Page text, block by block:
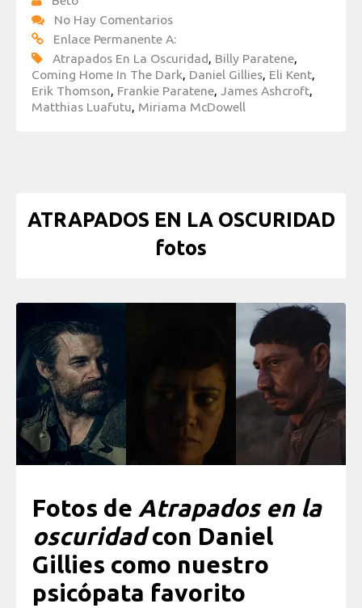
No Hay Comentarios
Enlace Permanente A:
Atrapados En La Oscuridad, Billy Paratene,
Coming Home In The Dark, Daniel Gillies, Eli Kent,
Erik Thomson, Frankie Paratene, James Ashcroft,
Matthias Luafutu, Miriama McDowell
ATRAPADOS EN LA OSCURIDAD
fotos
Fotos de Atrapados en la
oscuridadcon Daniel
Gillies como nuestro
psicópata favorito